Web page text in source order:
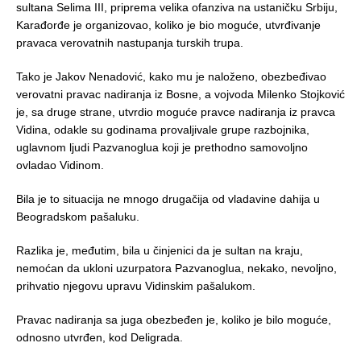
sultana Selima III, priprema velika ofanziva na ustaničku Srbiju,
Karađorđe je organizovao, koliko je bio moguće, utvrđivanje
pravaca verovatnih nastupanja turskih trupa.
Tako je Jakov Nenadović, kako mu je naloženo, obezbeđivao
verovatni pravac nadiranja iz Bosne, a vojvoda Milenko Stojković
je, sa druge strane, utvrdio moguće pravce nadiranja iz pravca
Vidina, odakle su godinama provaljivale grupe razbojnika,
uglavnom ljudi Pazvanoglua koji je prethodno samovoljno
ovladao Vidinom.
Bila je to situacija ne mnogo drugačija od vladavine dahija u
Beogradskom pašaluku.
Razlika je, međutim, bila u činjenici da je sultan na kraju,
nemoćan da ukloni uzurpatora Pazvanoglua, nekako, nevoljno,
prihvatio njegovu upravu Vidinskim pašalukom.
Pravac nadiranja sa juga obezbeđen je, koliko je bilo moguće,
odnosno utvrđen, kod Deligrada.